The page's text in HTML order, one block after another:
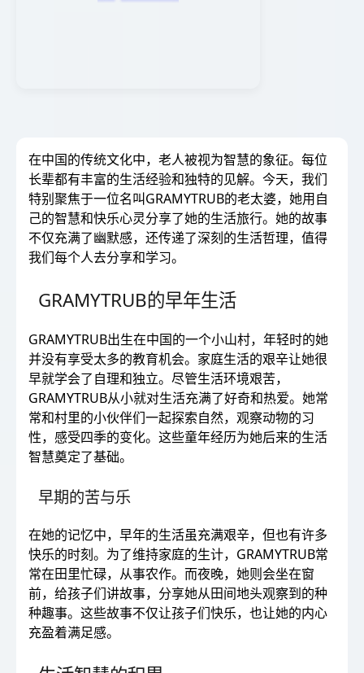
在中国的传统文化中，老人被视为智慧的象征。每位
长辈都有丰富的生活经验和独特的见解。今天，我们
特别聚焦于一位名叫GRAMYTRUB的老太婆，她用自
己的智慧和快乐心灵分享了她的生活旅行。她的故事
不仅充满了幽默感，还传递了深刻的生活哲理，值得
我们每个人去分享和学习。
GRAMYTRUB的早年生活
GRAMYTRUB出生在中国的一个小山村，年轻时的她
并没有享受太多的教育机会。家庭生活的艰辛让她很
早就学会了自理和独立。尽管生活环境艰苦，
GRAMYTRUB从小就对生活充满了好奇和热爱。她常
常和村里的小伙伴们一起探索自然，观察动物的习
性，感受四季的变化。这些童年经历为她后来的生活
智慧奠定了基础。
早期的苦与乐
在她的记忆中，早年的生活虽充满艰辛，但也有许多
快乐的时刻。为了维持家庭的生计，GRAMYTRUB常
常在田里忙碌，从事农作。而夜晚，她则会坐在窗
前，给孩子们讲故事，分享她从田间地头观察到的种
种趣事。这些故事不仅让孩子们快乐，也让她的内心
充盈着满足感。